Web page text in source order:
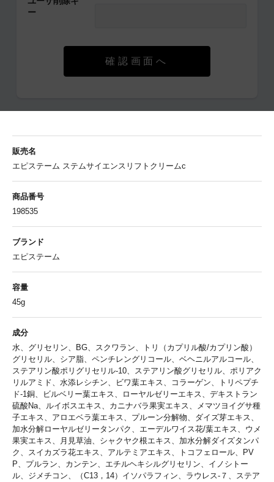
ー
確認画面へ
販売名
エピステーム ステムサイエンスリフトクリームc
商品番号
198535
ブランド
エピステーム
容量
45g
成分
水、グリセリン、BG、スクワラン、トリ（カプリル酸/カプリン酸）
グリセリル、シア脂、ペンチレングリコール、ベヘニルアルコール、
ステアリン酸ポリグリセリル-10、ステアリン酸グリセリル、ポリアク
リルアミド、水添レシチン、ビワ葉エキス、コラーゲン、トリペプチ
ド-1銅、ビルベリー葉エキス、ローヤルゼリーエキス、デキストラン
硫酸Na、ルイボスエキス、カニナバラ果実エキス、メマツヨイグサ種
子エキス、アロエベラ葉エキス、プルーン分解物、ダイズ芽エキス、
加水分解ローヤルゼリータンパク、エーデルワイス花/葉エキス、ウメ
果実エキス、月見草油、シャクヤク根エキス、加水分解ダイズタンパ
ク、スイカズラ花エキス、アルテミアエキス、トコフェロール、PV
P、プルラン、カンテン、エチルヘキシルグリセリン、イノシトー
ル、ジメチコン、（C13，14）イソパラフィン、ラウレス-７、ステア